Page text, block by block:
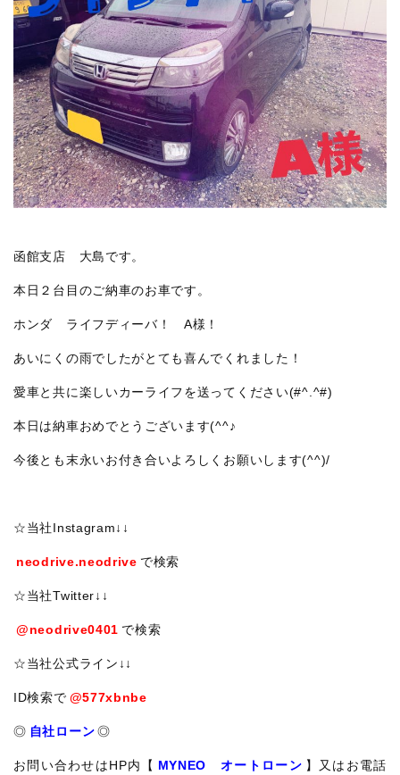
函館支店 大島です。
本日２台目のご納車のお車です。
ホンダ ライフディーバ！ A様！
あいにくの雨でしたがとても喜んでくれました！
愛車と共に楽しいカーライフを送ってください(#^.^#)
本日は納車おめでとうございます(^^♪
今後とも末永いお付き合いよろしくお願いします(^^)/
☆当社Instagram↓↓
neodrive.neodrive で検索
☆当社Twitter↓↓
@neodrive0401 で検索
☆当社公式ライン↓↓
ID検索で @577xbnbe
◎ 自社ローン ◎
お問い合わせはHP内【 MYNEO オートローン 】又はお電話